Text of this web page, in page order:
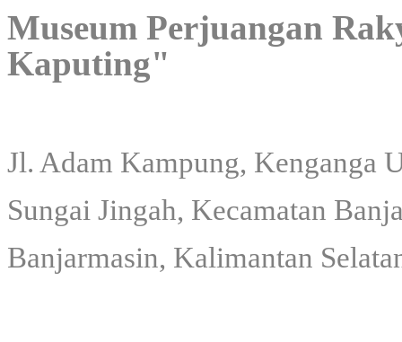
Museum Perjuangan
Kaputing"
Jl. Adam Kampung, Kenganga
Sungai Jingah, Kecamatan
Banjarmasin, Kalimantan